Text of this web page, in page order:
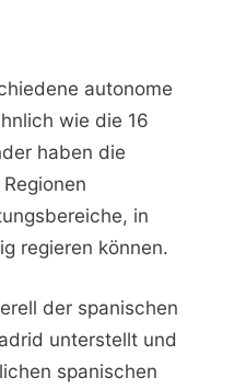
autonome
wie die 16
haben die
in
regieren können.
der spanischen
unterstellt und
spanischen